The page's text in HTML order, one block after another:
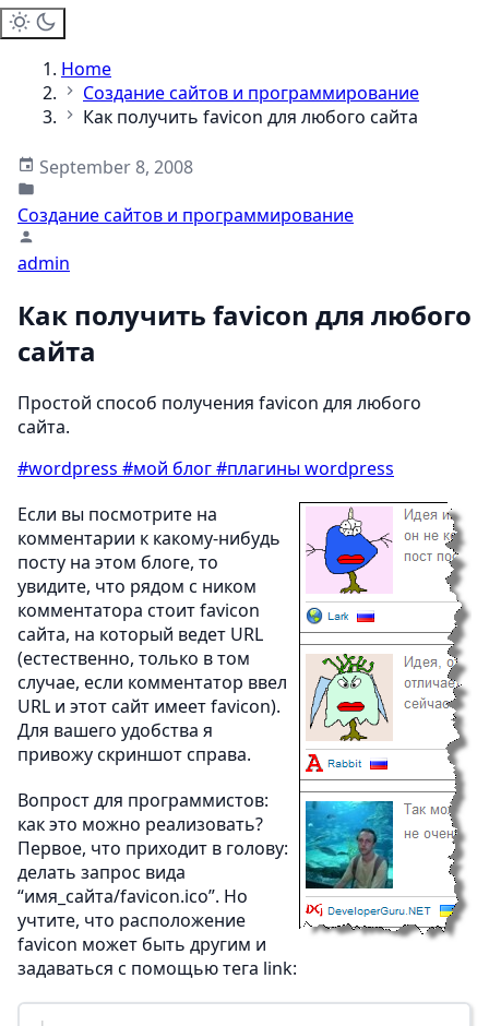
Home
Создание сайтов и программирование
Как получить favicon для любого сайта
September 8, 2008
Создание сайтов и программирование
admin
Как получить favicon для любого
сайта
Простой способ получения favicon для любого
сайта.
#wordpress #мой блог#плагины wordpress
Если вы посмотрите на
комментарии к какому-нибудь
посту на этом блоге, то
увидите, что рядом с ником
комментатора стоит favicon
сайта, на который ведет URL
(естественно, только в том
случае, если комментатор ввел
URL и этот сайт имеет favicon).
Для вашего удобства я
привожу скриншот справа.
Вопрост для программистов:
как это можно реализовать?
Первое, что приходит в голову:
делать запрос вида
“имя_сайта/favicon.ico”. Но
учтите, что расположение
favicon может быть другим и
задаваться с помощью тега link: